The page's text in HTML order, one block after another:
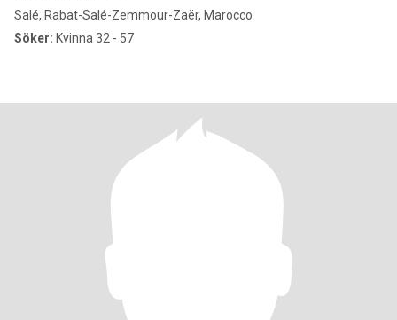
Salé, Rabat-Salé-Zemmour-Zaër, Marocco
Söker: Kvinna 32 - 57